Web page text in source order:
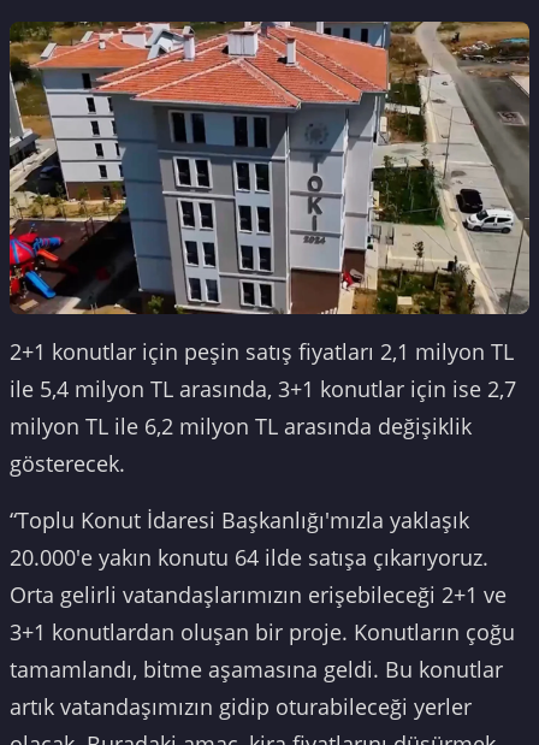
2+1 konutlar için peşin satış fiyatları 2,1 milyon TL
ile 5,4 milyon TL arasında, 3+1 konutlar için ise 2,7
milyon TL ile 6,2 milyon TL arasında değişiklik
gösterecek.
“Toplu Konut İdaresi Başkanlığı'mızla yaklaşık
20.000'e yakın konutu 64 ilde satışa çıkarıyoruz.
Orta gelirli vatandaşlarımızın erişebileceği 2+1 ve
3+1 konutlardan oluşan bir proje. Konutların çoğu
tamamlandı, bitme aşamasına geldi. Bu konutlar
artık vatandaşımızın gidip oturabileceği yerler